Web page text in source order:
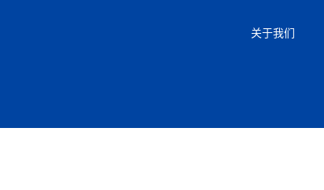
关于我们